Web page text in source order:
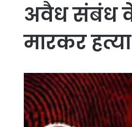
अवैध संबंध
मारकर हत्या